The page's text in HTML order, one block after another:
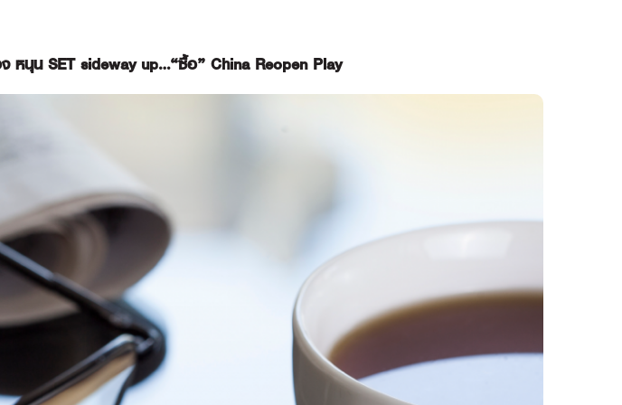
หนุน SET sideway up…“ซื้อ” China Reopen Play